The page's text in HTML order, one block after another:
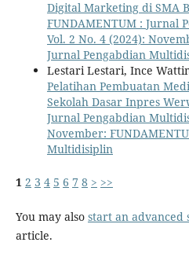
Digital Marketing di SMA
FUNDAMENTUM : Jurnal
Vol. 2 No. 4 (2024):
Jurnal Pengabdian
Lestari Lestari, Ince
Pelatihan Pembuatan
Sekolah Dasar Inpres
Jurnal Pengabdian
November:
Multidisiplin
1 2 3 4 5 6 7 8 > >>
You may also start an advanced
article.